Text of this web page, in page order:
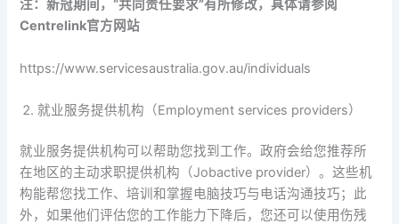
注：新冠期间，“共同责任要求”有所修改，具体请参阅
Centrelink官方网站
https://www.servicesaustralia.gov.au/individuals
就业服务提供机构（Employment services providers）
就业服务提供机构可以帮助您找到工作。政府会给您推荐所
在地区的主动求职提供机构（Jobactive provider）。这些机
构能帮您找工作、培训和掌握电脑技巧与电话沟通技巧；此
外，如果他们评估您的工作能力下降后，您还可以使用伤残